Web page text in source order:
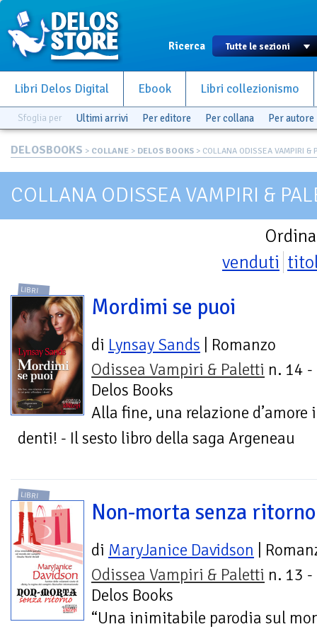
Ricerca
Libri Delos Digital Ebook Libri collezionismo
Sfoglia per Ultimi arrivi Per editore Per collana Per autore
DELOSBOOKS > COLLANE > DELOS BOOKS > COLLANA ODISSEA VAMPIRI &
COLLANA ODISSEA VAMPIRI &
venduti
LIBRI
Mordimi se puoi
di Lynsay Sands | Romanzo
Odissea Vampiri & Paletti n. 14 -
Delos Books
Alla fine, una relazione
denti! - Il sesto libro della saga Argeneau
LIBRI
Non-morta senza ritorno
di MaryJanice Davidson |
Odissea Vampiri & Paletti n. 13 -
Delos Books
“Una inimitabile parodia sul